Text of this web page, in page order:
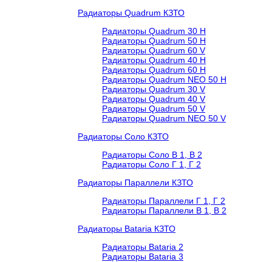
Радиаторы Quadrum КЗТО
Радиаторы Quadrum 30 H
Радиаторы Quadrum 50 H
Радиаторы Quadrum 60 V
Радиаторы Quadrum 40 H
Радиаторы Quadrum 60 H
Радиаторы Quadrum NEO 50 H
Радиаторы Quadrum 30 V
Радиаторы Quadrum 40 V
Радиаторы Quadrum 50 V
Радиаторы Quadrum NEO 50 V
Радиаторы Соло КЗТО
Радиаторы Соло В 1, В 2
Радиаторы Соло Г 1, Г 2
Радиаторы Параллели КЗТО
Радиаторы Параллели Г 1, Г 2
Радиаторы Параллели В 1, В 2
Радиаторы Bataria КЗТО
Радиаторы Bataria 2
Радиаторы Bataria 3